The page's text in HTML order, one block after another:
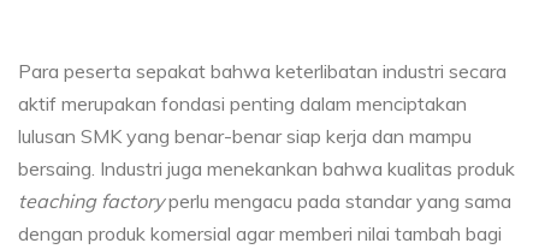
Para peserta sepakat bahwa keterlibatan industri secara
aktif merupakan fondasi penting dalam menciptakan
lulusan SMK yang benar-benar siap kerja dan mampu
bersaing. Industri juga menekankan bahwa kualitas produk
teaching factoryperlu mengacu pada standar yang sama
dengan produk komersial agar memberi nilai tambah bagi